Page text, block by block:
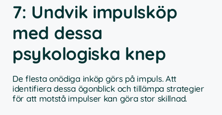
7: Undvik impulsköp
med dessa
psykologiska knep
De flesta onödiga inköp görs på impuls. Att
identifiera dessa ögonblick och tillämpa strategier
för att motstå impulser kan göra stor skillnad.